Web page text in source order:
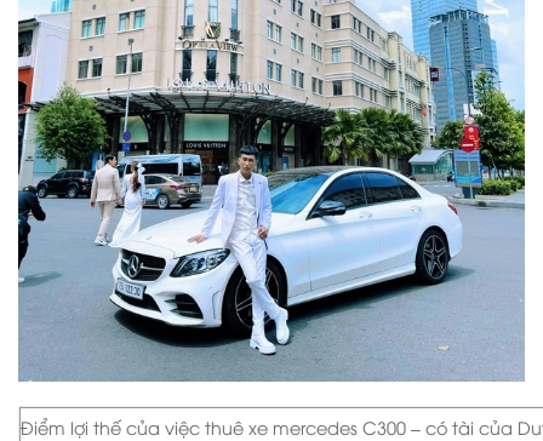
Điểm lợi thế của việc thuê xe mercedes C300 – có tài của